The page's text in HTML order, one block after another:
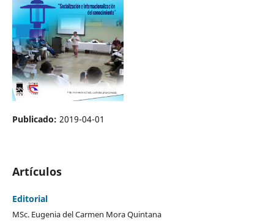
Publicado: 2019-04-01
Artículos
Editorial
MSc. Eugenia del Carmen Mora Quintana